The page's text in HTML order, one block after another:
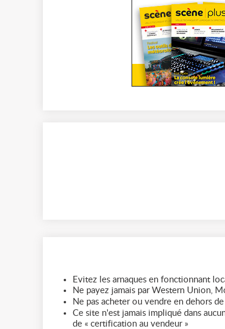
Evitez les arnaques en fonctionnant
Ne payez jamais par Western Union,
Ne pas acheter ou vendre en dehors
Ce site n'est jamais impliqué dans
de « certification au vendeur »